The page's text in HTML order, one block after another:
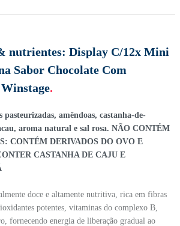
nutrientes: Display C/12x Mini
Sabor Chocolate Com
.
pasteurizadas, amêndoas, castanha-de-
aroma natural e sal rosa. NÃO CONTÉM
CONTÉM DERIVADOS DO OVO E
CASTANHA DE CAJU E
doce e altamente nutritiva, rica em fibras
potentes, vitaminas do complexo B,
fornecendo energia de liberação gradual ao